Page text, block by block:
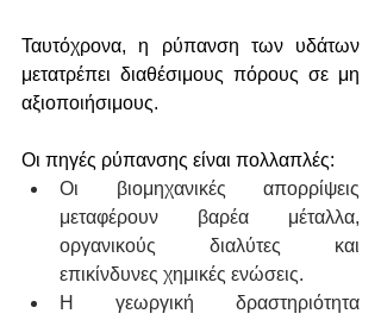
Ταυτόχρονα, η ρύπανση των υδάτων
μετατρέπει διαθέσιμους πόρους σε μη
αξιοποιήσιμους.
Οι πηγές ρύπανσης είναι πολλαπλές:
Oι βιομηχανικές απορρίψεις
μεταφέρουν βαρέα μέταλλα,
οργανικούς διαλύτες και
επικίνδυνες χημικές ενώσεις.
Η γεωργική δραστηριότητα